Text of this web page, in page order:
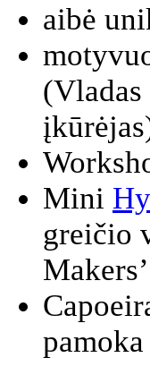
aibė
Mini
greičio
pamoka